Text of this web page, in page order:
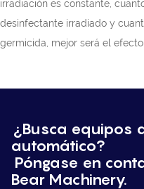
irradiación es constante,
desinfectante irradiado y
germicida, mejor será el
¿Busca equipos
automático?
Póngase en
Bear Machinery.